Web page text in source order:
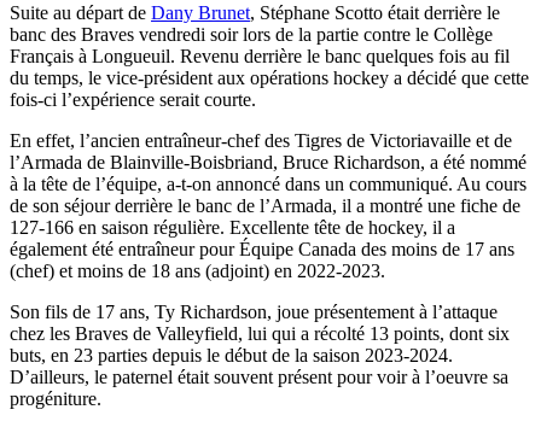
Suite au départ de Dany Brunet, Stéphane Scotto était derrière le
banc des Braves vendredi soir lors de la partie contre le Collège
Français à Longueuil. Revenu derrière le banc quelques fois au fil
du temps, le vice-président aux opérations hockey a décidé que cette
fois-ci l’expérience serait courte.
En effet, l’ancien entraîneur-chef des Tigres de Victoriavaille et de
l’Armada de Blainville-Boisbriand, Bruce Richardson, a été nommé
à la tête de l’équipe, a-t-on annoncé dans un communiqué. Au cours
de son séjour derrière le banc de l’Armada, il a montré une fiche de
127-166 en saison régulière. Excellente tête de hockey, il a
également été entraîneur pour Équipe Canada des moins de 17 ans
(chef) et moins de 18 ans (adjoint) en 2022-2023.
Son fils de 17 ans, Ty Richardson, joue présentement à l’attaque
chez les Braves de Valleyfield, lui qui a récolté 13 points, dont six
buts, en 23 parties depuis le début de la saison 2023-2024.
D’ailleurs, le paternel était souvent présent pour voir à l’oeuvre sa
progéniture.